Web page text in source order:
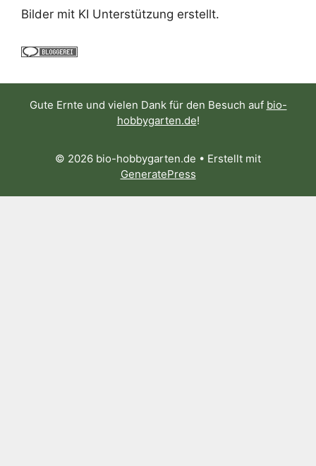
Bilder mit KI Unterstützung erstellt.
Gute Ernte und vielen Dank für den Besuch auf bio-
hobbygarten.de!
© 2026 bio-hobbygarten.de • Erstellt mit
GeneratePress